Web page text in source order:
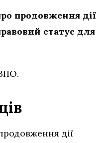
продовження дії
статус для
дії